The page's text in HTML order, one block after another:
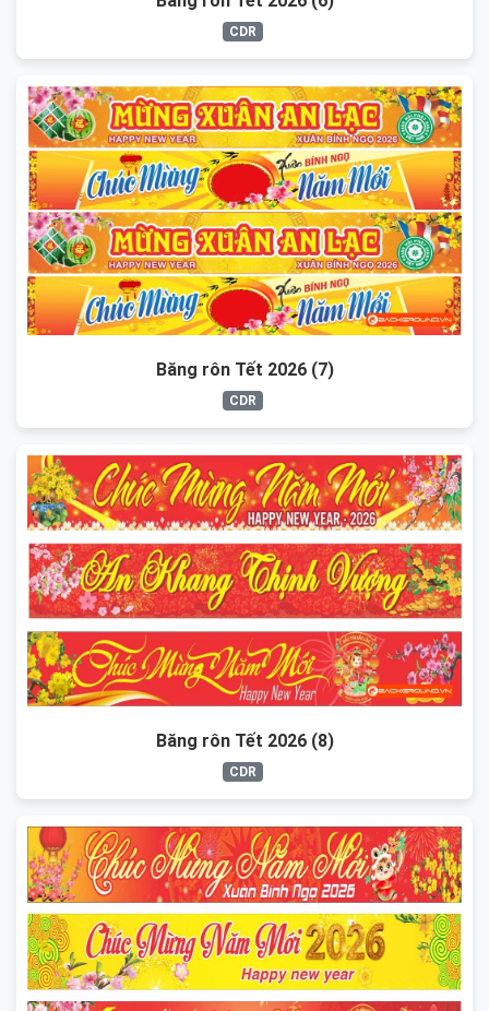
CDR
Băng rôn Tết 2026 (7)
CDR
Băng rôn Tết 2026 (8)
CDR